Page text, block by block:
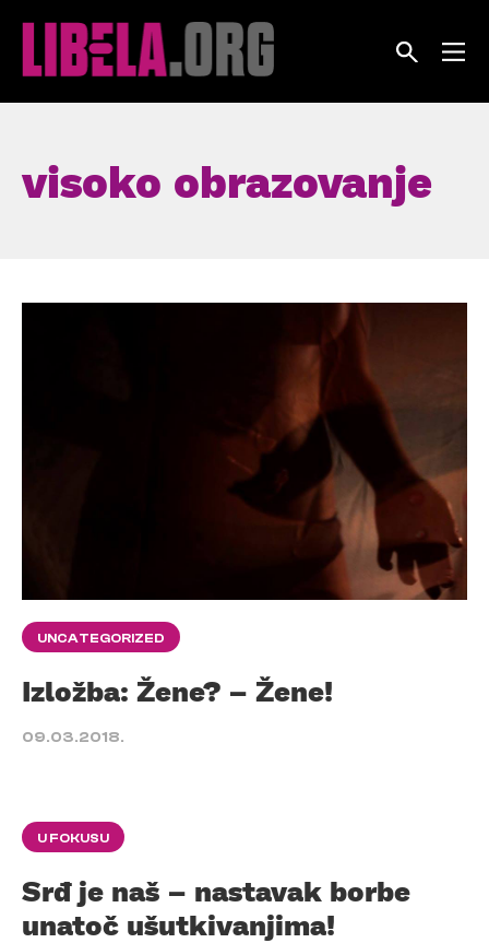
visoko obrazovanje
UNCATEGORIZED
Izložba: Žene? – Žene!
09.03.2018.
U FOKUSU
Srđ je naš – nastavak borbe
unatoč ušutkivanjima!